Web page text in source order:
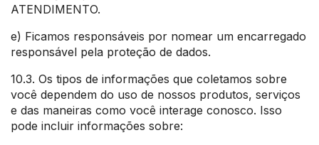
ATENDIMENTO.
e) Ficamos responsáveis por nomear um encarregado
responsável pela proteção de dados.
10.3. Os tipos de informações que coletamos sobre
você dependem do uso de nossos produtos, serviços
e das maneiras como você interage conosco. Isso
pode incluir informações sobre: